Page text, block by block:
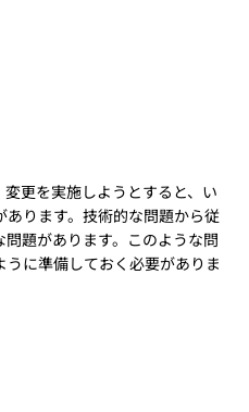
更を実施しようとすると、い
あります。技術的な問題から従
題があります。このような問
に準備しておく必要がありま